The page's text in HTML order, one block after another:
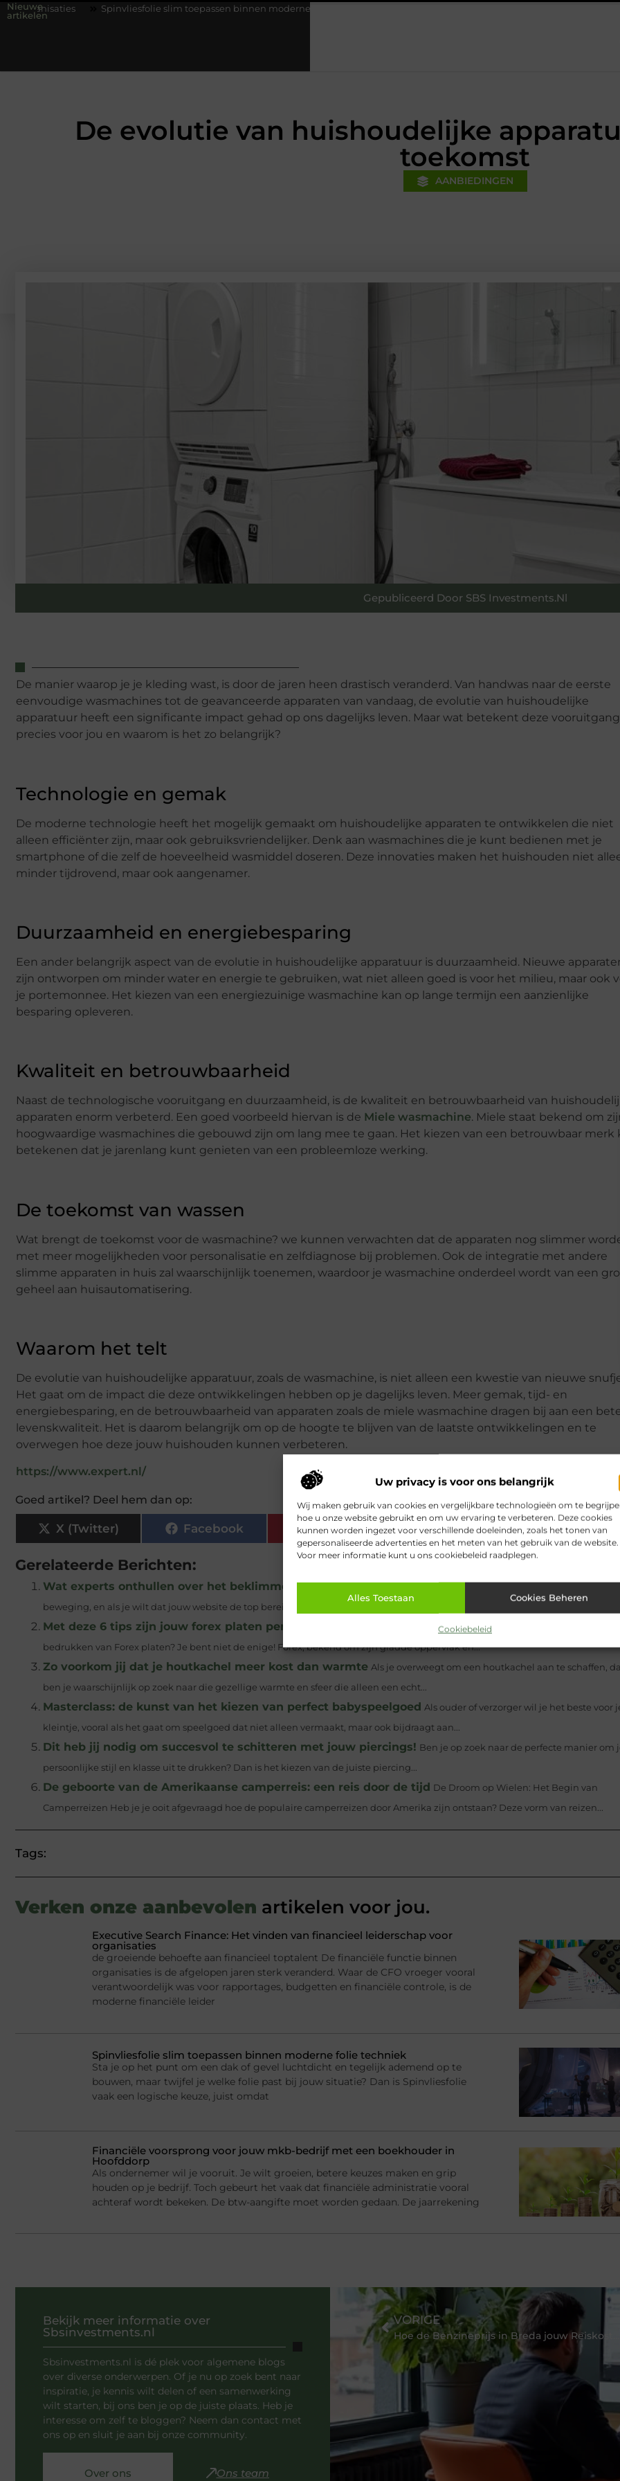
Uw privacy is voor ons belangrijk
Wij maken gebruik van cookies en vergelijkbare technologieën om te
hoe u onze website gebruikt en om uw ervaring te verbeteren. Deze cookies
kunnen worden ingezet voor verschillende doeleinden, zoals het tonen van
gepersonaliseerde advertenties en het meten van het gebruik van de website.
Voor meer informatie kunt u ons cookiebeleid raadplegen.
Alles Toestaan Cookies Beheren
Cookiebeleid
Nieuwe
artikelen
Spinvliesfolie slim toepassen binnen moderne folie techniek
De evolutie van huishoudelijke
toekomst
AANBIEDINGEN
Gepubliceerd Door SBS Investments.nl
De manier waarop je je kleding wast, is door de jaren heen drastisch veranderd. Van handwas naar de eerste
eenvoudige wasmachines tot de geavanceerde apparaten van vandaag, de evolutie van huishoudelijke
apparatuur heeft een significante impact gehad op ons dagelijks leven. Maar wat betekent deze vooruitgang
precies voor jou en waarom is het zo belangrijk?
Technologie en gemak
De moderne technologie heeft het mogelijk gemaakt om huishoudelijke apparaten te ontwikkelen die niet
alleen efficiënter zijn, maar ook gebruiksvriendelijker. Denk aan wasmachines die je kunt bedienen met je
smartphone of die zelf de hoeveelheid wasmiddel doseren. Deze innovaties maken het huishouden niet
minder tijdrovend, maar ook aangenamer.
Duurzaamheid en energiebesparing
Een ander belangrijk aspect van de evolutie in huishoudelijke apparatuur is duurzaamheid. Nieuwe
zijn ontworpen om minder water en energie te gebruiken, wat niet alleen goed is voor het milieu, maar ook
je portemonnee. Het kiezen van een energiezuinige wasmachine kan op lange termijn een aanzienlijke
besparing opleveren.
Kwaliteit en betrouwbaarheid
Naast de technologische vooruitgang en duurzaamheid, is de kwaliteit en betrouwbaarheid van
apparaten enorm verbeterd. Een goed voorbeeld hiervan is de Miele wasmachine. Miele staat bekend om
hoogwaardige wasmachines die gebouwd zijn om lang mee te gaan. Het kiezen van een betrouwbaar merk
betekenen dat je jarenlang kunt genieten van een probleemloze werking.
De toekomst van wassen
Wat brengt de toekomst voor de wasmachine? we kunnen verwachten dat de apparaten nog slimmer
met meer mogelijkheden voor personalisatie en zelfdiagnose bij problemen. Ook de integratie met andere
slimme apparaten in huis zal waarschijnlijk toenemen, waardoor je wasmachine onderdeel wordt van een
geheel aan huisautomatisering.
Waarom het telt
De evolutie van huishoudelijke apparatuur, zoals de wasmachine, is niet alleen een kwestie van nieuwe
Het gaat om de impact die deze ontwikkelingen hebben op je dagelijks leven. Meer gemak, tijd- en
energiebesparing, en de betrouwbaarheid van apparaten zoals de miele wasmachine dragen bij aan een
levenskwaliteit. Het is daarom belangrijk om op de hoogte te blijven van de laatste ontwikkelingen en te
overwegen hoe deze jouw huishouden kunnen verbeteren.
https://www.expert.nl/
Goed artikel? Deel hem dan op:
X (Twitter) Facebook Pinterest LinkedIn Email
Gerelateerde Berichten:
Wat experts onthullen over het beklimmen van Google's ranglijsten
beweging, en als je wilt dat jouw website de top bereikt, moet je de kunst van zoekmachineoptimalisatie (SEO) beheersen....
Met deze 6 tips zijn jouw forex platen perfect bedrukt
Wil je een visueel verbluffend resultaat bereiken met het
bedrukken van Forex platen? Je bent niet de enige! Forex, bekend om zijn gladde oppervlak en...
Zo voorkom jij dat je houtkachel meer kost dan warmte Als je overweegt om een houtkachel aan te schaffen,
ben je waarschijnlijk op zoek naar die gezellige warmte en sfeer die alleen een echt...
Masterclass: de kunst van het kiezen van perfect babyspeelgoed Als ouder of verzorger wil je het beste voor
kleintje, vooral als het gaat om speelgoed dat niet alleen vermaakt, maar ook bijdraagt aan...
Dit heb jij nodig om succesvol te schitteren met jouw piercings! Ben je op zoek naar de perfecte manier om
persoonlijke stijl en klasse uit te drukken? Dan is het kiezen van de juiste piercing...
De geboorte van de Amerikaanse camperreis: een reis door de tijd De Droom op Wielen: Het Begin van
Camperreizen Heb je je ooit afgevraagd hoe de populaire camperreizen door Amerika zijn ontstaan? Deze vorm van reizen...
Tags:
Verken onze aanbevolen artikelen voor jou.
Executive Search Finance: Het vinden van financieel leiderschap voor
organisaties
de groeiende behoefte aan financieel toptalent De financiële functie binnen
organisaties is de afgelopen jaren sterk veranderd. Waar de CFO vroeger vooral
verantwoordelijk was voor rapportages, budgetten en financiële controle, is de
moderne financiële leider
Spinvliesfolie slim toepassen binnen moderne folie techniek
Sta je op het punt om een dak of gevel luchtdicht en tegelijk ademend op te
bouwen, maar twijfel je welke folie past bij jouw situatie? Dan is Spinvliesfolie
vaak een logische keuze, juist omdat
Financiële voorsprong voor jouw mkb-bedrijf met een boekhouder in
Hoofddorp
Als ondernemer wil je vooruit. Je wilt groeien, betere keuzes maken en grip
houden op je bedrijf. Toch gebeurt het vaak dat financiële administratie vooral
achteraf wordt bekeken. De btw-aangifte moet worden gedaan. De jaarrekening
Bekijk meer informatie over
Sbsinvestments.nl
Sbsinvestments.nl is dé plek voor algemene blogs
over diverse onderwerpen. Of je nu op zoek bent naar
inspiratie, je kennis wilt delen of een samenwerking
wilt starten, bij ons ben je op de juiste plaats. Heb je
interesse om zelf te bloggen? Neem dan contact met
ons op en sluit je aan bij onze community.
Over ons Ons team
VORIGE